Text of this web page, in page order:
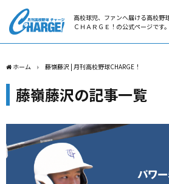
高校球児、ファンへ届ける高校野
ＣＨＡＲＧＥ！の公式ページです。
ホーム 藤嶺藤沢 | 月刊高校野球CHARGE！
藤嶺藤沢の記事一覧